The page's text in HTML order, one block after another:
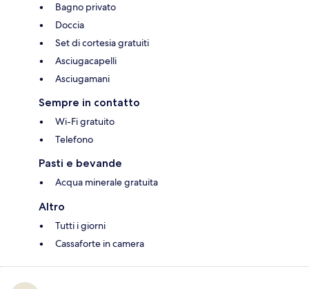
Bagno privato
Doccia
Set di cortesia gratuiti
Asciugacapelli
Asciugamani
Sempre in contatto
Wi-Fi gratuito
Telefono
Pasti e bevande
Acqua minerale gratuita
Altro
Tutti i giorni
Cassaforte in camera